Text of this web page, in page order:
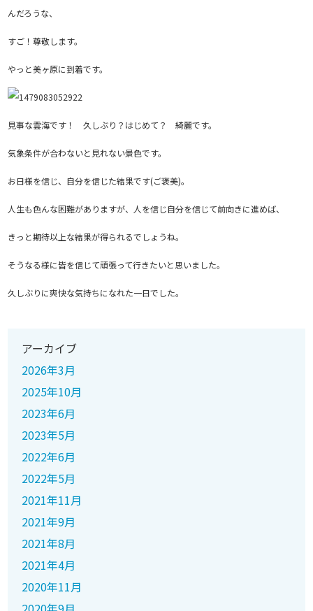
んだろうな、
すご！尊敬します。
やっと美ヶ原に到着です。
見事な雲海です！ 久しぶり？はじめて？ 綺麗です。
気象条件が合わないと見れない景色です。
お日様を信じ、自分を信じた結果です(ご褒美)。
人生も色んな困難がありますが、人を信じ自分を信じて前向きに進めば、
きっと期待以上な結果が得られるでしょうね。
そうなる様に皆を信じて頑張って行きたいと思いました。
久しぶりに爽快な気持ちになれた一日でした。
アーカイブ
2026年3月
2025年10月
2023年6月
2023年5月
2022年6月
2022年5月
2021年11月
2021年9月
2021年8月
2021年4月
2020年11月